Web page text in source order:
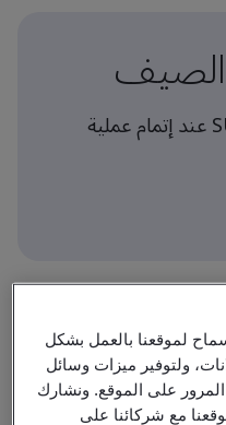
استخدم الرمز SUMMER15 عند إتمام عملية
لموقعنا بالعمل بشكل
ولتوفير ميزات وسائل
على الموقع. ونشارك
مع شركائنا على